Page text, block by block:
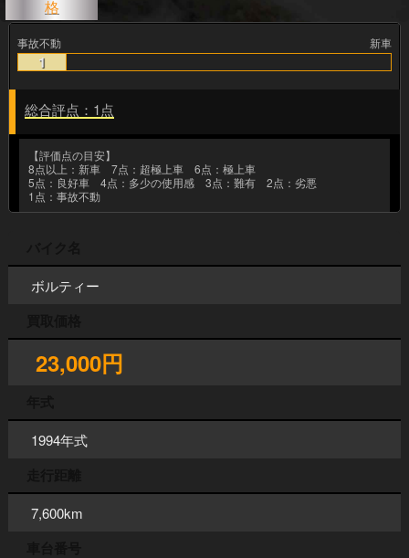
事故不動 新車
1
総合評点：1点
【評価点の目安】
8点以上：新車 7点：超極上車 6点：極上車
5点：良好車 4点：多少の使用感 3点：難有 2点：劣悪
1点：事故不動
ボルティー
23,000円
1994年式
7,600km